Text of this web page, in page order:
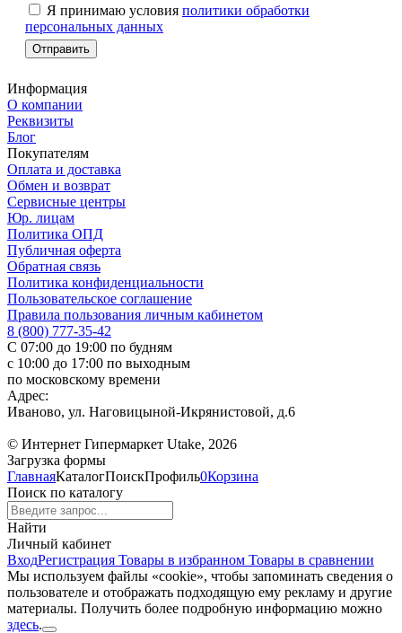
Я принимаю условия политики обработки
персональных данных
Информация
О компании
Реквизиты
Блог
Покупателям
Оплата и доставка
Обмен и возврат
Сервисные центры
Юр. лицам
Политика ОПД
Публичная оферта
Обратная связь
Политика конфиденциальности
Пользовательское соглашение
Правила пользования личным кабинетом
8 (800) 777-35-42
С 07:00 до 19:00 по будням
с 10:00 до 17:00 по выходным
по московскому времени
Адрес:
Иваново, ул. Наговицыной-Икрянистовой, д.6
© Интернет Гипермаркет Utake, 2026
Загрузка формы
ГлавнаяКаталогПоискПрофиль0Корзина
Поиск по каталогу
Найти
Личный кабинет
ВходРегистрация Товары в избранном Товары в сравнении
Мы используем файлы «cookie», чтобы запоминать сведения о
пользователе и отображать подходящую ему рекламу и другие
материалы. Получить более подробную информацию можно
здесь.